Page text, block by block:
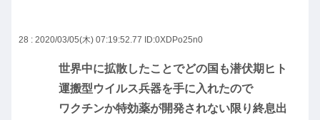
28 : 2020/03/05(木) 07:19:52.77 ID:0XDPo25n0
世界中に拡散したことでどの国も潜伏期ヒト
運搬型ウイルス兵器を手に入れたので
ワクチンか特効薬が開発されない限り終息出